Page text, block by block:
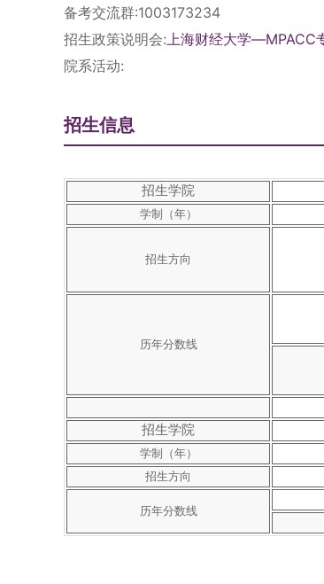
备考交流群:1003173234
招生政策说明会:上海财经大学—MPACC
院系活动:
招生信息
招生学院
学制（年）
招生方向
历年分数线
招生学院
学制（年）
招生方向
历年分数线